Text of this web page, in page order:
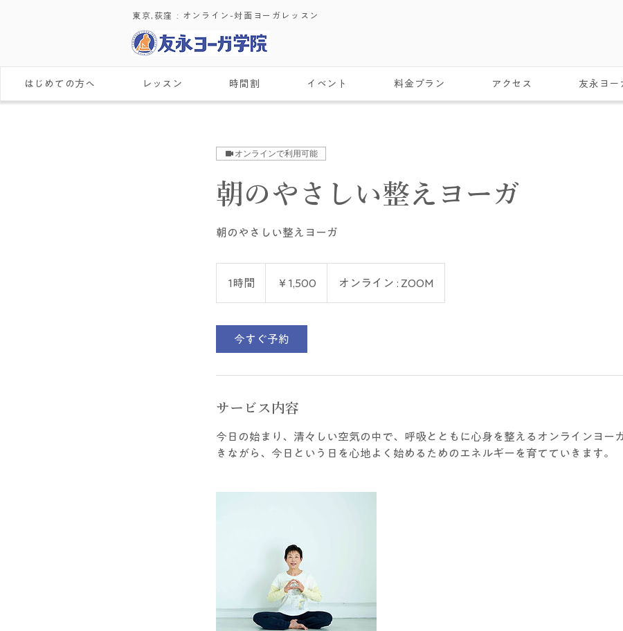
東京,荻窪 : ​オンライン-対面ヨーガレッスン
はじめての方へ レッスン 時間割 イベント 料金プラン アクセス 友永ヨー
オンラインで利用可能
朝のやさしい整えヨーガ
朝のやさしい整えヨーガ
1時間
時
￥1,500 オンライン : ZOOM
今すぐ予約
サービス内容
今日の始まり、清々しい空気の中で、呼吸とともに心身を整えるオンラインヨー
きながら、今日という日を心地よく始めるためのエネルギーを育てていきます。